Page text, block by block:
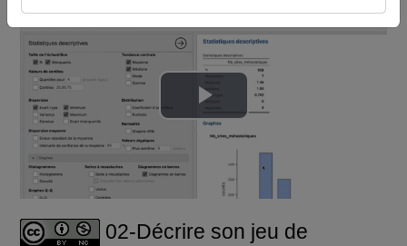
Lire
vidéo
02-Décrire son jeu de